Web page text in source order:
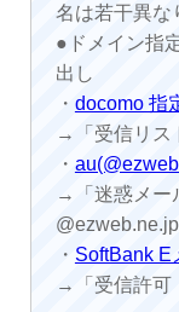
名は若干異な
●ドメイン指
出し
・ docomo 指
→「受信リス
・
→「迷惑メー
@ezweb.ne.jp
・ SoftBank E
→「受信許可